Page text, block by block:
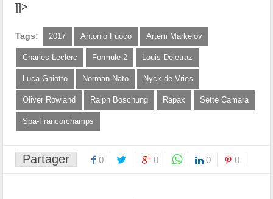
]]>
Tags: 2017 Antonio Fuoco Artem Markelov
Charles Leclerc Formule 2 Louis Deletraz
Luca Ghiotto Norman Nato Nyck de Vries
Oliver Rowland Ralph Boschung Rapax Sette Camara
Spa-Francorchamps
Partager 0 0 0 0